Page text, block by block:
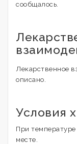
сообщалось.
Лекарственное
описано.
Условия
При
месте.